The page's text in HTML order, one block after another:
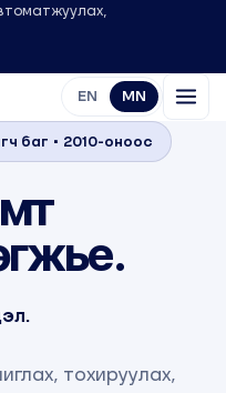
EN MN
баг • 2010-оноос
тохируулах,